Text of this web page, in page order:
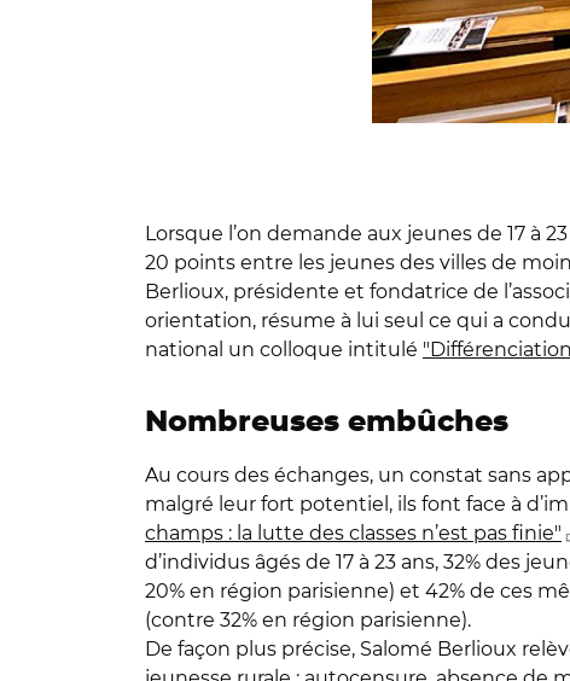
Lorsque l’on demande aux jeunes de 17 à
20 points entre les jeunes des villes de
Berlioux, présidente et fondatrice de
orientation, résume à lui seul ce qui a
national un colloque intitulé
Nombreuses embûches
Au cours des échanges, un constat sans
malgré leur fort potentiel, ils font face à
champs : la lutte des classes n’est pas finie"
d’individus âgés de 17 à 23 ans, 32% des
20% en région parisienne) et 42% de ces
(contre 32% en région parisienne).
De façon plus précise, Salomé Berlioux